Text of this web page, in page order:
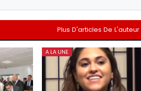
Plus D'articles De L'auteur
A LA UNE